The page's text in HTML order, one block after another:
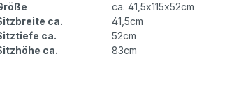
ca. 41,5x115x52cm
ca.
41,5cm
ca.
52cm
ca.
83cm